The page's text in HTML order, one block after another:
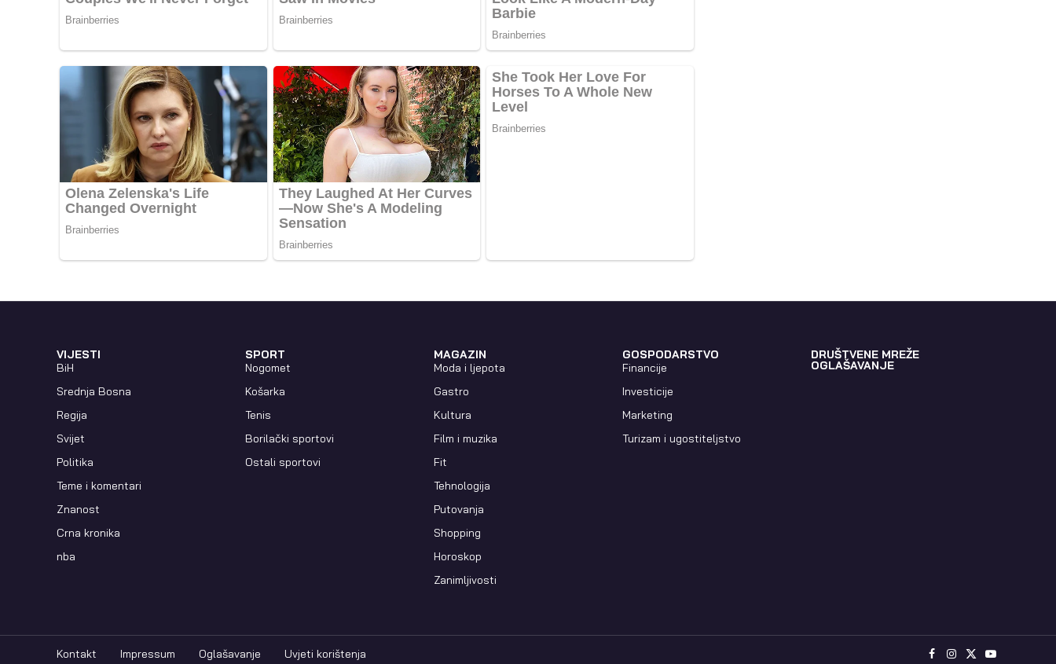
VIJESTI
BiH
Srednja Bosna
Regija
Svijet
Politika
Teme i komentari
Znanost
Crna kronika
nba
SPORT
Nogomet
Košarka
Tenis
Borilački sportovi
Ostali sportovi
MAGAZIN
Moda i ljepota
Gastro
Kultura
Film i muzika
Fit
Tehnologija
Putovanja
Shopping
Horoskop
Zanimljivosti
GOSPODARSTVO
Financije
Investicije
Marketing
Turizam i ugostiteljstvo
DRUŠTVENE MREŽE
OGLAŠAVANJE
Kontakt Impressum Oglašavanje Uvjeti korištenja Facebook
Instagram
X YouTube